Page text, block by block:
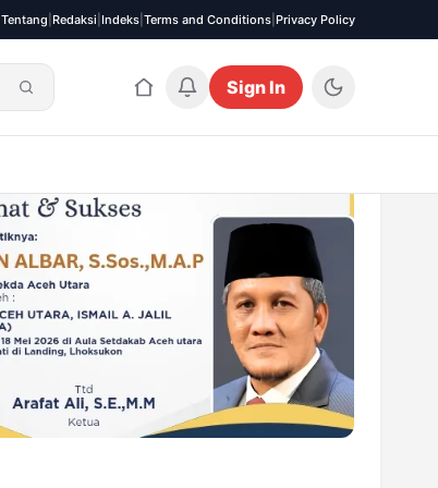
Tentang Redaksi Indeks Terms and Conditions Privacy Policy
Sign In